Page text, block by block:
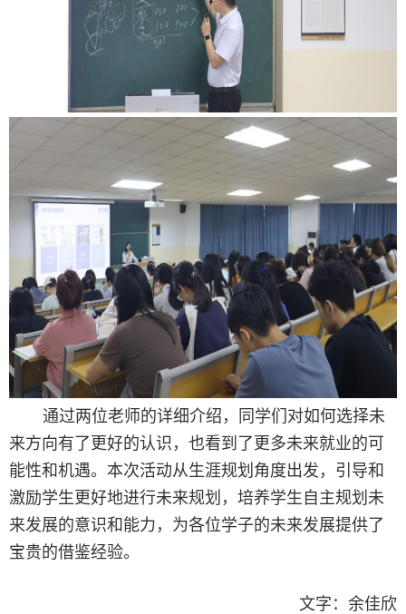
通过两位老师的详细介绍， 同学们对如何选择未
来方向有了更好的认识，也看到了更多未来就业的可
能性和机遇。 本次活动从生涯规划角度出发，引导和
激励学生更好地进行未来规划，培养学生自主规划未
来发展的意识和能力，为各位学子的未来发展提供了
宝贵的借鉴经验。
文字 ： 余佳欣